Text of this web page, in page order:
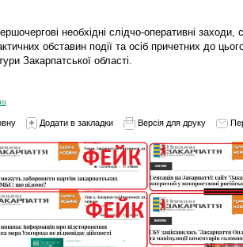
необхідні слідчо-оперативні заходи,
обставин події та осіб причетних до
Закарпатської області.
Додати в закладки Версія для друку